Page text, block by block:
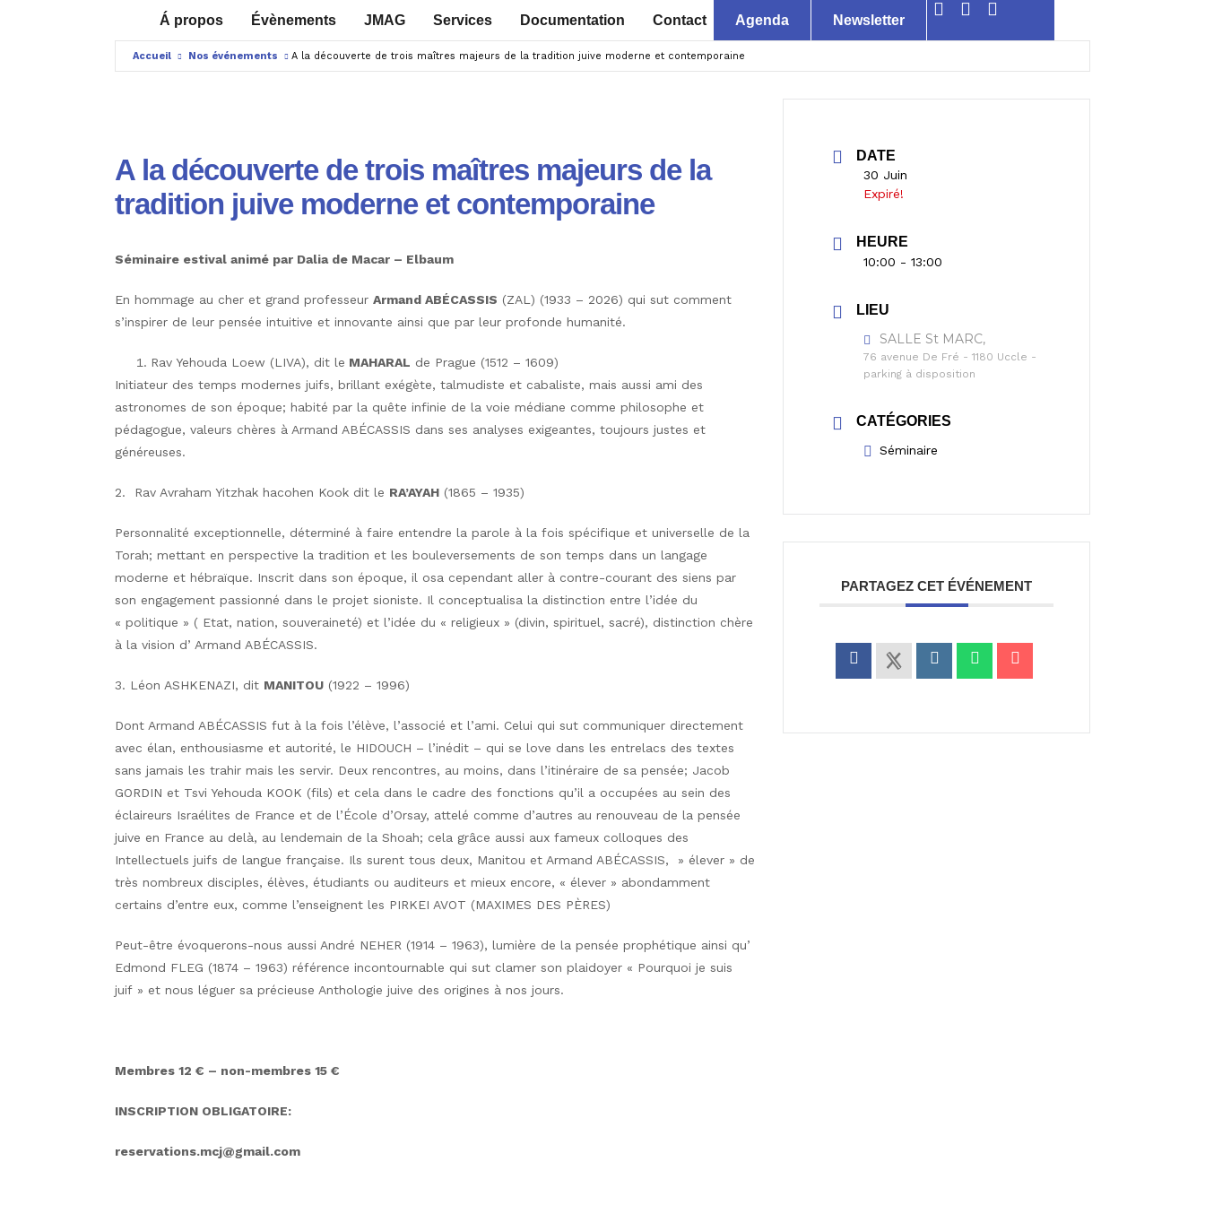
Á propos Évènements JMAG Services Documentation Contact Agenda Newsletter
Accueil Nos événements A la découverte de trois maîtres majeurs de la tradition juive moderne et contemporaine
A la découverte de trois maîtres majeurs de la
tradition juive moderne et contemporaine
Séminaire estival animé par Dalia de Macar – Elbaum
En hommage au cher et grand professeur Armand ABÉCASSIS (ZAL) (1933 – 2026) qui sut comment
s’inspirer de leur pensée intuitive et innovante ainsi que par leur profonde humanité.
Rav Yehouda Loew (LIVA), dit le MAHARAL de Prague (1512 – 1609)
Initiateur des temps modernes juifs, brillant exégète, talmudiste et cabaliste, mais aussi ami des
astronomes de son époque; habité par la quête infinie de la voie médiane comme philosophe et
pédagogue, valeurs chères à Armand ABÉCASSIS dans ses analyses exigeantes, toujours justes et
généreuses.
2. Rav Avraham Yitzhak hacohen Kook dit le RA’AYAH (1865 – 1935)
Personnalité exceptionnelle, déterminé à faire entendre la parole à la fois spécifique et universelle de la
Torah; mettant en perspective la tradition et les bouleversements de son temps dans un langage
moderne et hébraïque. Inscrit dans son époque, il osa cependant aller à contre-courant des siens par
son engagement passionné dans le projet sioniste. Il conceptualisa la distinction entre l’idée du
« politique » ( Etat, nation, souveraineté) et l’idée du « religieux » (divin, spirituel, sacré), distinction chère
à la vision d’ Armand ABÉCASSIS.
3. Léon ASHKENAZI, dit MANITOU (1922 – 1996)
Dont Armand ABÉCASSIS fut à la fois l’élève, l’associé et l’ami. Celui qui sut communiquer directement
avec élan, enthousiasme et autorité, le HIDOUCH – l’inédit – qui se love dans les entrelacs des textes
sans jamais les trahir mais les servir. Deux rencontres, au moins, dans l’itinéraire de sa pensée; Jacob
GORDIN et Tsvi Yehouda KOOK (fils) et cela dans le cadre des fonctions qu’il a occupées au sein des
éclaireurs Israélites de France et de l’École d’Orsay, attelé comme d’autres au renouveau de la pensée
juive en France au delà, au lendemain de la Shoah; cela grâce aussi aux fameux colloques des
Intellectuels juifs de langue française. Ils surent tous deux, Manitou et Armand ABÉCASSIS, » élever » de
très nombreux disciples, élèves, étudiants ou auditeurs et mieux encore, « élever » abondamment
certains d’entre eux, comme l’enseignent les PIRKEI AVOT (MAXIMES DES PÈRES)
Peut-être évoquerons-nous aussi André NEHER (1914 – 1963), lumière de la pensée prophétique ainsi qu’
Edmond FLEG (1874 – 1963) référence incontournable qui sut clamer son plaidoyer « Pourquoi je suis
juif » et nous léguer sa précieuse Anthologie juive des origines à nos jours.
Membres 12 € – non-membres 15 €
INSCRIPTION OBLIGATOIRE:
reservations.mcj@gmail.com
DATE
30 Juin
Expiré!
HEURE
10:00 - 13:00
LIEU
SALLE St MARC,
76 avenue De Fré - 1180 Uccle -
parking à disposition
CATÉGORIES
Séminaire
PARTAGEZ CET ÉVÉNEMENT